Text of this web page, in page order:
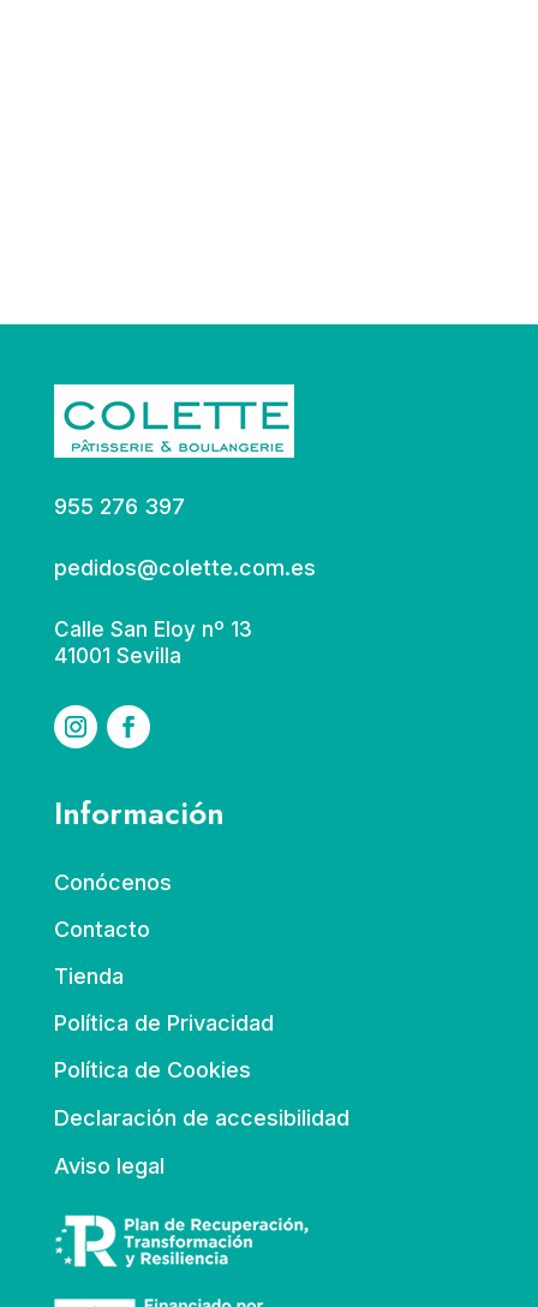
955 276 397
pedidos@colette.com.es
Calle San Eloy nº 13
41001 Sevilla
Información
Conócenos
Contacto
Tienda
Política de Privacidad
Política de Cookies
Declaración de accesibilidad
Aviso legal